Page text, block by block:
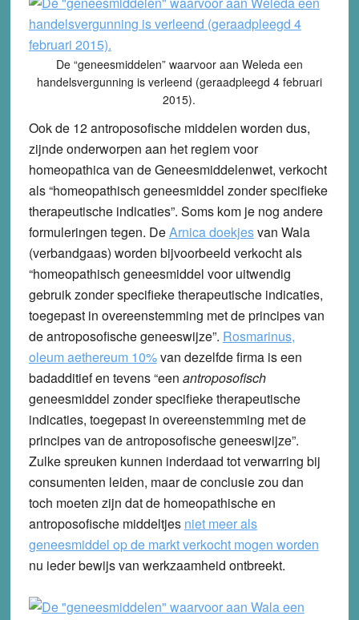
De “geneesmiddelen” waarvoor aan Weleda een
handelsvergunning is verleend (geraadpleegd 4 februari
2015).
Ook de 12 antroposofische middelen worden dus,
zijnde onderworpen aan het regiem voor
homeopathica van de Geneesmiddelenwet, verkocht
als “homeopathisch geneesmiddel zonder specifieke
therapeutische indicaties”. Soms kom je nog andere
formuleringen tegen. DeArnica doekjesvan Wala
(verbandgaas) worden bijvoorbeeld verkocht als
“homeopathisch geneesmiddel voor uitwendig
gebruik zonder specifieke therapeutische indicaties,
toegepast in overeenstemming met de principes van
de antroposofische geneeswijze”. Rosmarinus,
oleum aethereum 10%van dezelfde firma is een
badadditief en tevens “een antroposofisch
geneesmiddel zonder specifieke therapeutische
indicaties, toegepast in overeenstemming met de
principes van de antroposofische geneeswijze”.
Zulke spreuken kunnen inderdaad tot verwarring bij
consumenten leiden, maar de conclusie zou dan
toch moeten zijn dat de homeopathische en
antroposofische middeltjes niet meer als
geneesmiddel op de markt verkocht mogen worden
nu ieder bewijs van werkzaamheid ontbreekt.